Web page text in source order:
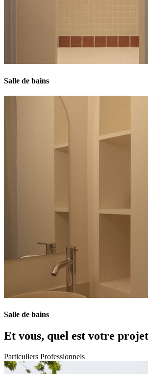
Salle de bains
Salle de bains
Et vous, quel est votre
Particuliers Professionnels